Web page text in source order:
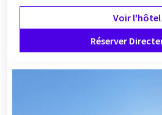
Voir l'hôtel
Réserver